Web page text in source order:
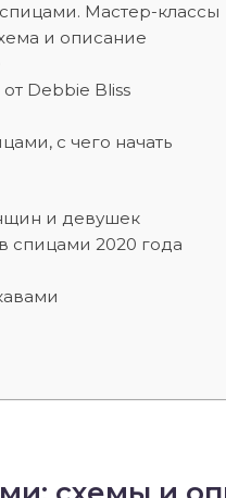
Мастер-классы
и описание
Debbie Bliss
с чего начать
и девушек
спицами 2020 года